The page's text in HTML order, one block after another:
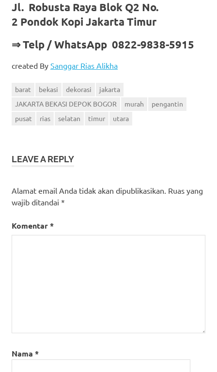
Jl. Robusta Raya Blok Q2 No.
2 Pondok Kopi Jakarta Timur
⇒ Telp / WhatsApp 0822-9838-5915
created By Sanggar Rias Alikha
barat bekasi dekorasi
jakarta
JAKARTA BEKASI DEPOK BOGOR
murah
pengantin
pusat
rias selatan timur utara
LEAVE A REPLY
Alamat email Anda tidak akan dipublikasikan. Ruas yang
wajib ditandai *
Komentar*
Nama *